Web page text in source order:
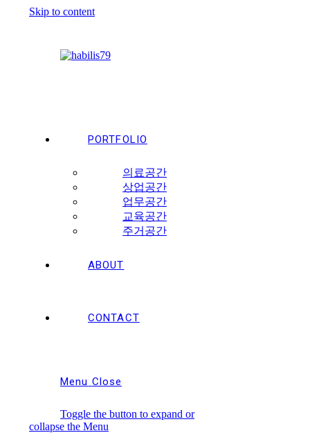
Skip to content
PORTFOLIO
의료공간
상업공간
업무공간
교육공간
주거공간
ABOUT
CONTACT
Menu Close
Toggle the button to expand or
collapse the Menu